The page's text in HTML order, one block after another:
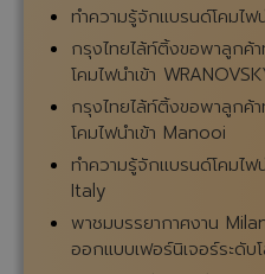
ทำความรู้จักแบรนด์โคมไฟ
กรุงไทยไล้ท์ติ้งขอพาลูกค้
โคมไฟนำเข้า
กรุงไทยไล้ท์ติ้งขอพาลูกค้
โคมไฟนำเข้า Manooi
ทำความรู้จักแบรนด์โคมไ
Italy
พาชมบรรยากาศงาน
ออกแบบเฟอร์นิเจอร์ระดับ